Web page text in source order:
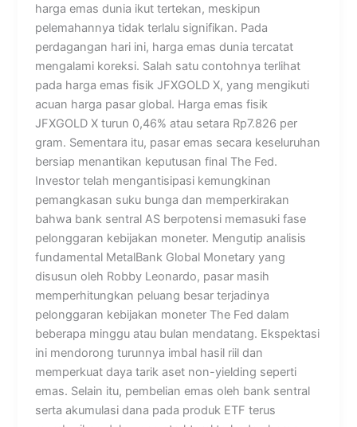
harga emas dunia ikut tertekan, meskipun
pelemahannya tidak terlalu signifikan. Pada
perdagangan hari ini, harga emas dunia tercatat
mengalami koreksi. Salah satu contohnya terlihat
pada harga emas fisik JFXGOLD X, yang mengikuti
acuan harga pasar global. Harga emas fisik
JFXGOLD X turun 0,46% atau setara Rp7.826 per
gram. Sementara itu, pasar emas secara keseluruhan
bersiap menantikan keputusan final The Fed.
Investor telah mengantisipasi kemungkinan
pemangkasan suku bunga dan memperkirakan
bahwa bank sentral AS berpotensi memasuki fase
pelonggaran kebijakan moneter. Mengutip analisis
fundamental MetalBank Global Monetary yang
disusun oleh Robby Leonardo, pasar masih
memperhitungkan peluang besar terjadinya
pelonggaran kebijakan moneter The Fed dalam
beberapa minggu atau bulan mendatang. Ekspektasi
ini mendorong turunnya imbal hasil riil dan
memperkuat daya tarik aset non-yielding seperti
emas. Selain itu, pembelian emas oleh bank sentral
serta akumulasi dana pada produk ETF terus